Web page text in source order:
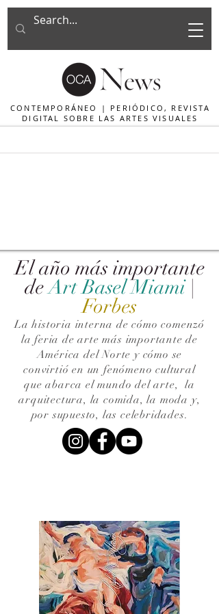
CONTEMPORÁNEO | PERIÓDICO, REVISTA
DIGITAL SOBRE LAS ARTES VISUALES
El año más importante
de Art Basel Miami |
Forbes
La historia interna de cómo comenzó
la feria de arte más importante de
América del Norte y cómo se
convirtió en un fenómeno cultural
que abarca el mundo del arte,la
arquitectura, la comida, la moda y,
por supuesto, las celebridades.